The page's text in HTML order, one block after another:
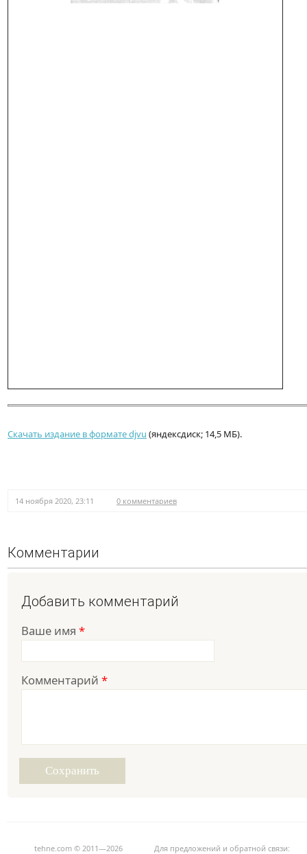
Скачать издание в формате djvu (яндексдиск; 14,5 МБ).
14 ноября 2020, 23:11 0 комментариев
Комментарии
Добавить комментарий
Ваше имя *
Комментарий *
tehne.com © 2011—2026
Для предложений и обратной связи: